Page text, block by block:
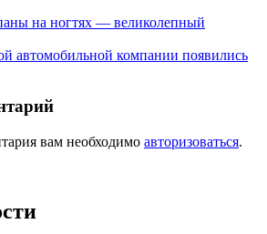
на ногтях — великолепный
автомобильной компании появились
вам необходимо авторизоваться.